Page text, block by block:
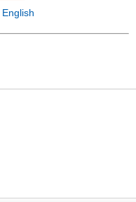
English